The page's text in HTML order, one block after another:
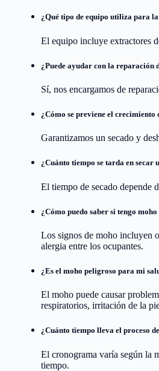
¿Qué tipo de equipo utiliza para
El equipo incluye extractores
¿Puede ayudar con la reparación
Sí, nos encargamos de
¿Cómo se previene el crecimiento
Garantizamos un secado y
¿Cuánto tiempo se tarda en secar
El tiempo de secado depende
¿Cómo puedo saber si tengo
Los signos de moho incluyen
alergia entre los ocupantes.
¿Es el moho peligroso para mi
El moho puede causar
respiratorios, irritación de la
¿Cuánto tiempo lleva el proceso
El cronograma varía según la
tiempo.